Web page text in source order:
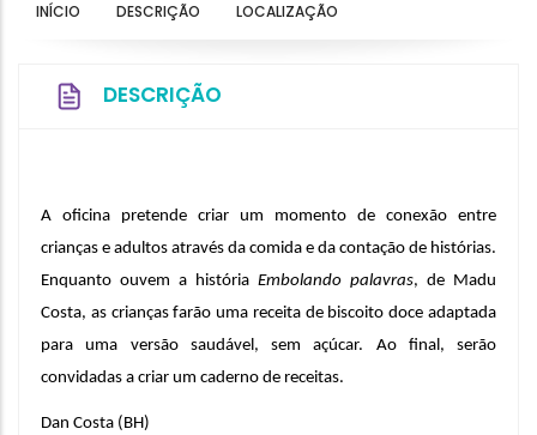
INÍCIO DESCRIÇÃO LOCALIZAÇÃO
DESCRIÇÃO
A oficina pretende criar um momento de conexão entre
crianças e adultos através da comida e da contação de histórias.
Enquanto ouvem a história Embolando palavras, de Madu
Costa, as crianças farão uma receita de biscoito doce adaptada
para uma versão saudável, sem açúcar. Ao final, serão
convidadas a criar um caderno de receitas.
Dan Costa (BH)